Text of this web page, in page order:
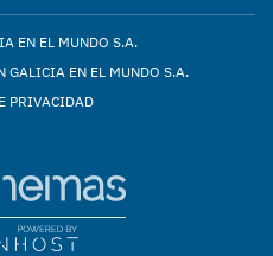
EN EL MUNDO S.A.
GALICIA EN EL MUNDO S.A.
PRIVACIDAD